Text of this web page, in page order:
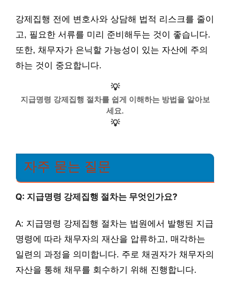
강제집행 전에 변호사와 상담해 법적 리스크를 줄이
고, 필요한 서류를 미리 준비해두는 것이 좋습니다.
또한, 채무자가 은닉할 가능성이 있는 자산에 주의
하는 것이 중요합니다.
💡
지급명령 강제집행 절차를 쉽게 이해하는 방법을 알아보
세요.
💡
자주 묻는 질문
Q: 지급명령 강제집행 절차는 무엇인가요?
A: 지급명령 강제집행 절차는 법원에서 발행된 지급
명령에 따라 채무자의 재산을 압류하고, 매각하는
일련의 과정을 의미합니다. 주로 채권자가 채무자의
자산을 통해 채무를 회수하기 위해 진행합니다.